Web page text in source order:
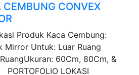
CEMBUNG CONVEX
Produk Kaca Cembung:
Mirror Untuk: Luar Ruang
60Cm, 80Cm, &
PORTOFOLIO LOKASI